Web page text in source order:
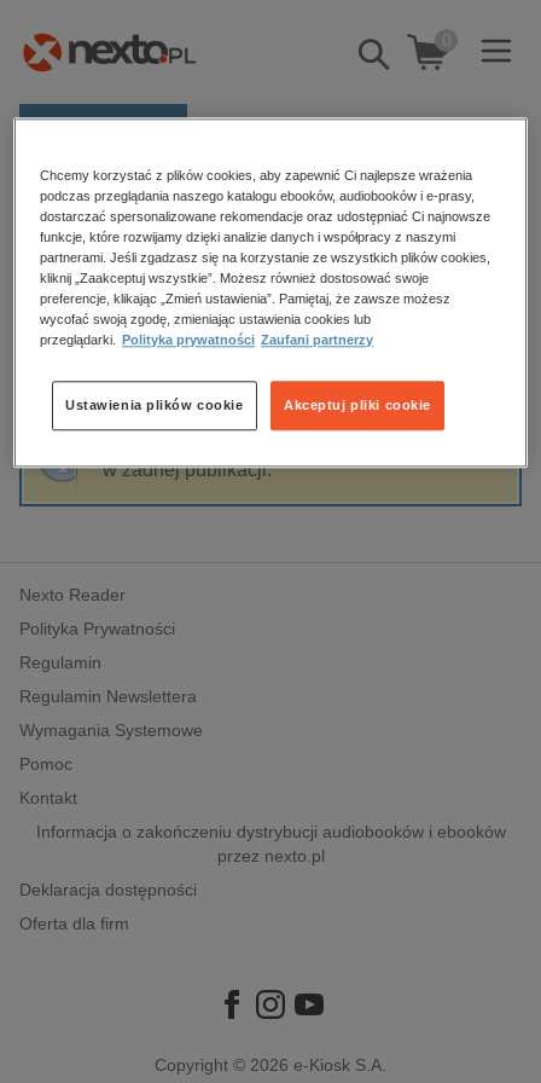
Pokaż/schowaj
wyszukiwarkę
0
Kategorie
Zobacz wszystkie E-prasa
budownictwo, aranżacja wnętrz
biznesowe, branżowe, gospodarka
dzienniki
edukacja
hobby, sport, rozrywka
komputery, internet, technologie, informatyka
polityka, społeczno-informacyjne
psychologiczne
inne
popularno-naukowe
historia
Strona główna Oleś Piotr K.
Oleś Piotr K.
Sortowanie Filtrowanie
w żadnej publikacji.
Nexto Reader
Polityka Prywatności
Regulamin
Regulamin Newslettera
Wymagania Systemowe
Pomoc
Kontakt
Informacja o zakończeniu dystrybucji audiobooków i ebooków
przez nexto.pl
Deklaracja dostępności
Oferta dla firm
Copyright © 2026 e-Kiosk S.A.
Chcemy korzystać z plików cookies, aby zapewnić Ci najlepsze wrażenia
podczas przeglądania naszego katalogu ebooków, audiobooków i e-prasy,
dostarczać spersonalizowane rekomendacje oraz udostępniać Ci najnowsze
funkcje, które rozwijamy dzięki analizie danych i współpracy z naszymi
partnerami. Jeśli zgadzasz się na korzystanie ze wszystkich plików cookies,
kliknij „Zaakceptuj wszystkie”. Możesz również dostosować swoje
preferencje, klikając „Zmień ustawienia”. Pamiętaj, że zawsze możesz
wycofać swoją zgodę, zmieniając ustawienia cookies lub
przeglądarki.
Polityka prywatności Zaufani partnerzy
Akceptuj pliki cookie
Ustawienia plików cookie